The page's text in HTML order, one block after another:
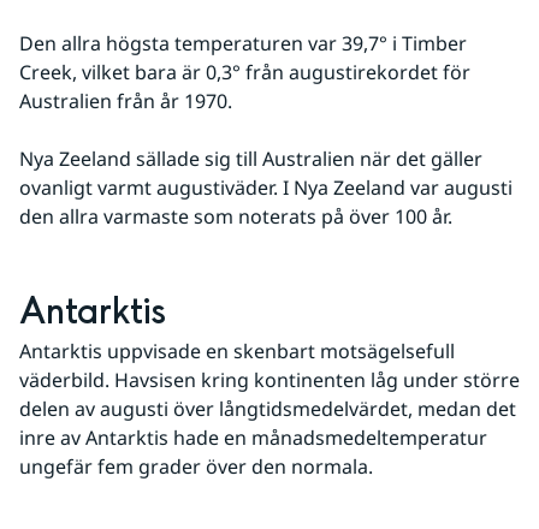
Den allra högsta temperaturen var 39,7° i Timber
Creek, vilket bara är 0,3° från augustirekordet för
Australien från år 1970.
Nya Zeeland sällade sig till Australien när det gäller
ovanligt varmt augustiväder. I Nya Zeeland var augusti
den allra varmaste som noterats på över 100 år.
Antarktis
Antarktis uppvisade en skenbart motsägelsefull
väderbild. Havsisen kring kontinenten låg under större
delen av augusti över långtidsmedelvärdet, medan det
inre av Antarktis hade en månadsmedeltemperatur
ungefär fem grader över den normala.